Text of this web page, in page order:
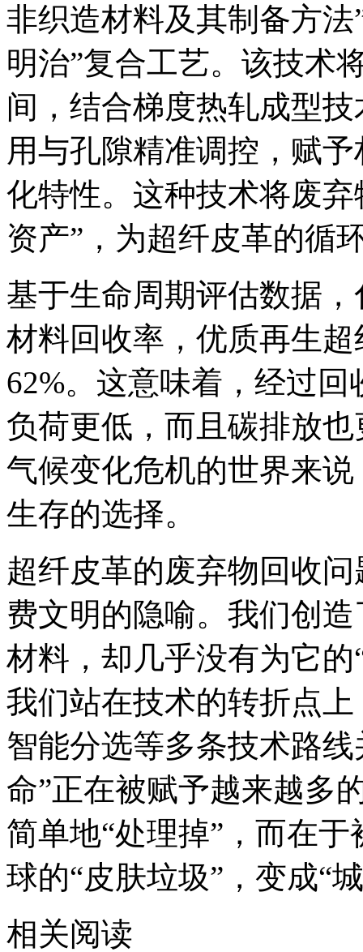
非织造材料及其制备方
明治”复合工艺。该技术
间，结合梯度热轧成型
用与孔隙精准调控，赋
化特性。这种技术将废
资产”，为超纤皮革的循
基于生命周期评估数据
材料回收率，优质再生
62%。这意味着，经过
负荷更低，而且碳排放
气候变化危机的世界来
生存的选择。
超纤皮革的废弃物回收
费文明的隐喻。我们创
材料，却几乎没有为它
我们站在技术的转折点
智能分选等多条技术路
命”正在被赋予越来越多
简单地“处理掉”，而在
球的“皮肤垃圾”，变成“
相关阅读